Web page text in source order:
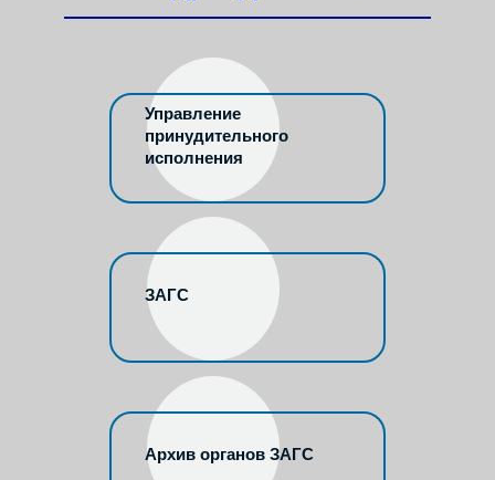
Управление
принудительного
исполнения
ЗАГС
Архив органов ЗАГС